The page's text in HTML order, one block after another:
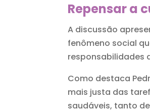
Repensar a
A discussão
fenômeno social
responsabilidades
Como destaca
mais justa das
saudáveis, tanto